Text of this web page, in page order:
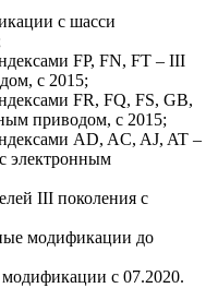
с шасси
FP, FN, FT – III
с 2015;
FR, FQ, FS, GB,
приводом, с 2015;
AD, AC, AJ, AT –
электронным
III поколения с
модификации до
с 07.2020.